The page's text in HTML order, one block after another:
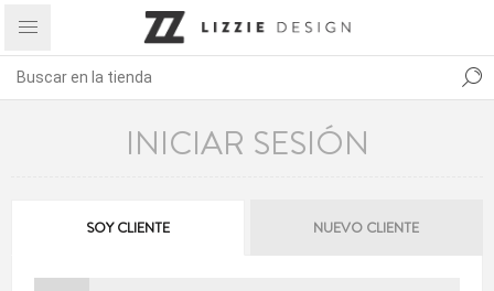
INICIAR SESIÓN
SOY CLIENTE NUEVO CLIENTE